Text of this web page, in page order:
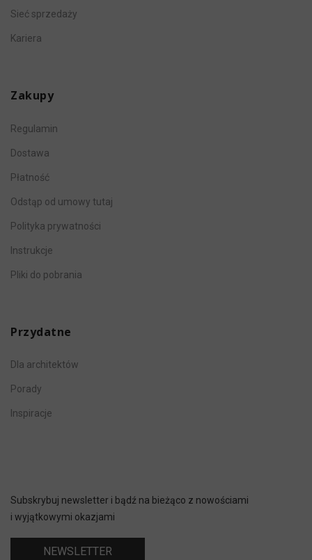
Sieć sprzedaży
Kariera
Zakupy
Regulamin
Dostawa
Płatność
Odstąp od umowy tutaj
Polityka prywatności
Instrukcje
Pliki do pobrania
Przydatne
Dla architektów
Porady
Inspiracje
Subskrybuj newsletter i bądź na bieżąco z nowościami
i wyjątkowymi okazjami
NEWSLETTER